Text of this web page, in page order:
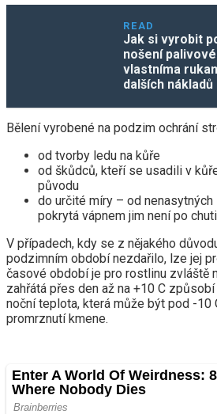
READ
Jak si vyrobit
nošení
vlastníma
dalších nákladů
Bělení vyrobené na podzim ochrání
od tvorby ledu na kůře
od škůdců, kteří se usadili v
původu
do určité míry – od nenasytných
pokrytá vápnem jim není po
V případech, kdy se z nějakého
podzimním období nezdařilo, lze jej
časové období je pro rostlinu zvláště
zahřátá přes den až na +10 C
noční teplota, která může být pod -10
promrznutí kmene.